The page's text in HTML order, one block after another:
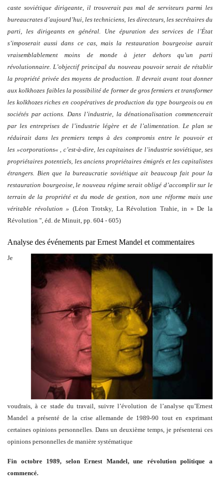
caste soviétique dirigeante, il trouverait pas mal de serviteurs parmi les
bureaucrates d’aujourd’hui, les techniciens, les directeurs, les secrétaires du
parti, les dirigeants en général. Une épuration des services de l’État
s’imposerait aussi dans ce cas, mais la restauration bourgeoise aurait
vraisemblablement moins de monde à jeter dehors qu’un parti
révolutionnaire. L’objectif principal du nouveau pouvoir serait de rétablir
la propriété privée des moyens de production. Il devrait avant tout donner
aux kolkhozes faibles la possibilité de former de gros fermiers et transformer
les kolkhozes riches en coopératives de production du type bourgeois ou en
sociétés par actions. Dans l’industrie, la dénationalisation commencerait
par les entreprises de l’industrie légère et de l’alimentation. Le plan se
réduirait dans les premiers temps à des compromis entre le pouvoir et
les »corporations« , c’est-à-dire, les capitaines de l’industrie soviétique, ses
propriétaires potentiels, les anciens propriétaires émigrés et les capitalistes
étrangers. Bien que la bureaucratie soviétique ait beaucoup fait pour la
restauration bourgeoise, le nouveau régime serait obligé d’accomplir sur le
terrain de la propriété et du mode de gestion, non une réforme mais une
véritable révolution » (Léon Trotsky, La Révolution Trahie, in » De la
Révolution ", éd. de Minuit, pp. 604 - 605)
Analyse des événements par Ernest Mandel et commentaires
Je
voudrais, à ce stade du travail, suivre l’évolution de l’analyse qu’Ernest
Mandel a présenté de la crise allemande de 1989-90 tout en exprimant
certaines opinions personnelles. Dans un deuxième temps, je présenterai ces
opinions personnelles de manière systématique
Fin octobre 1989, selon Ernest Mandel, une révolution politique a
commencé.